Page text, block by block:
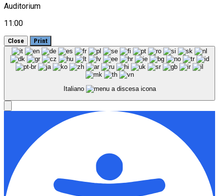
Auditorium
11:00
Close Print
Italiano